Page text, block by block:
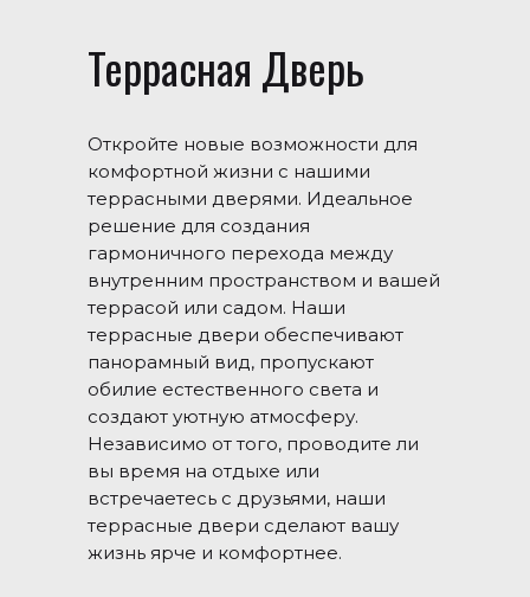
Террасная Дверь
Откройте новые возможности для
комфортной жизни с нашими
террасными дверями. Идеальное
решение для создания
гармоничного перехода между
внутренним пространством и вашей
террасой или садом. Наши
террасные двери обеспечивают
панорамный вид, пропускают
обилие естественного света и
создают уютную атмосферу.
Независимо от того, проводите ли
вы время на отдыхе или
встречаетесь с друзьями, наши
террасные двери сделают вашу
жизнь ярче и комфортнее.